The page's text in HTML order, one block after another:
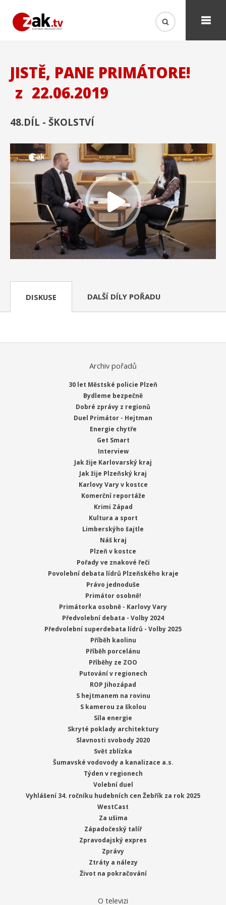
JISTĚ, PANE PRIMÁTORE!
z 22.06.2019
48.DÍL - ŠKOLSTVÍ
DISKUSE DALŠÍ DÍLY POŘADU
Archiv pořadů
30 let Městské policie Plzeň
Bydleme bezpečně
Dobré zprávy z regionů
Duel Primátor - Hejtman
Energie chytře
Get Smart
Interview
Jak žije Karlovarský kraj
Jak žije Plzeňský kraj
Karlovy Vary v kostce
Komerční reportáže
Krimi Západ
Kultura a sport
Limberskýho šajtle
Náš kraj
Plzeň v kostce
Pořady ve znakové řeči
Povolební debata lídrů Plzeňského kraje
Právo jednoduše
Primátor osobně!
Primátorka osobně - Karlovy Vary
Předvolební debata - Volby 2024
Předvolební superdebata lídrů - Volby 2025
Příběh kaolinu
Příběh porcelánu
Příběhy ze ZOO
Putování v regionech
ROP Jihozápad
S hejtmanem na rovinu
S kamerou za školou
Síla energie
Skryté poklady architektury
Slavnosti svobody 2020
Svět zblízka
Šumavské vodovody a kanalizace a.s.
Týden v regionech
Volební duel
Vyhlášení 34. ročníku hudebních cen Žebřík za rok 2025
WestCast
Za ušima
Západočeský talíř
Zpravodajský expres
Zprávy
Ztráty a nálezy
Život na pokračování
O televizi